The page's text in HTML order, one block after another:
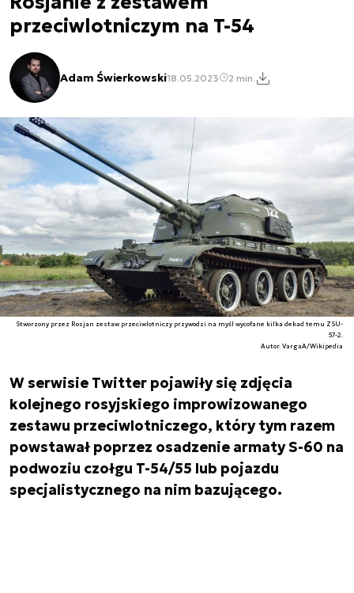
przeciwlotniczym na T-54
Adam Świerkowski18.05.2023 2 min.
Stworzony przez Rosjan zestaw przeciwlotniczy przywodzi na myśl wycofane kilka dekad temu ZSU-
57-2.
Autor. VargaA/Wikipedia
W serwisie Twitter pojawiły się zdjęcia
kolejnego rosyjskiego improwizowanego
zestawu przeciwlotniczego, który tym razem
powstawał poprzez osadzenie armaty S-60 na
podwoziu czołgu T-54/55 lub pojazdu
specjalistycznego na nim bazującego.